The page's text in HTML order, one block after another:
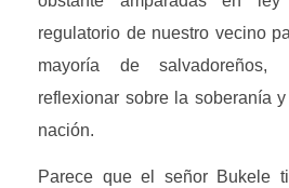
regulatorio de nuestro vecino
mayoría de salvadoreños,
reflexionar sobre la soberanía
nación.
Parece que el señor Bukele